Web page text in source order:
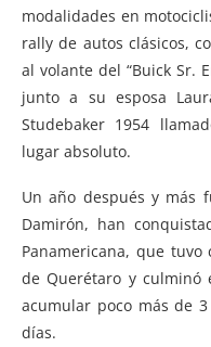
modalidades en
rally de autos clásicos,
al volante del “Buick Sr.
junto a su esposa
Studebaker 1954
lugar absoluto.
Un año después y más
Damirón, han
Panamericana, que
de Querétaro y culminó
acumular poco más de
días.